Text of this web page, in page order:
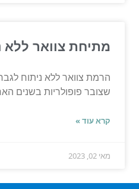
מתיחת צוואר ללא
הרמת צוואר ללא ניתוח
שצובר פופולריות בשנים
קרא עוד »
מאי 02, 2023